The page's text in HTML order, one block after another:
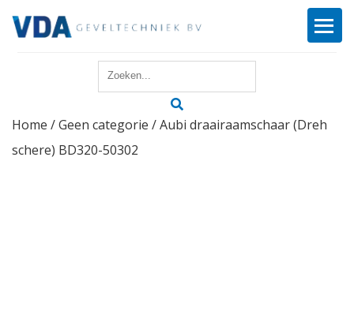
Reparatie
Home /Geen categorie / Aubi draairaamschaar (Dreh
schere) BD320-50302